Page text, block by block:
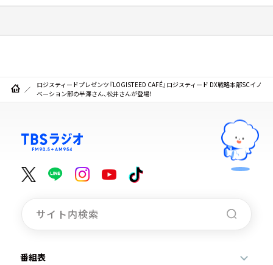
ロジスティードプレゼンツ『LOGISTEED CAFÉ』ロジスティード DX戦略本部SCイノ
ベーション部の半澤さん、松井さんが登場！
番組表